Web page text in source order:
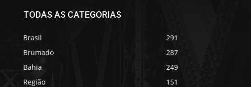
TODAS AS CATEGORIAS
Brasil
291
Brumado
287
Bahia
249
Região
151